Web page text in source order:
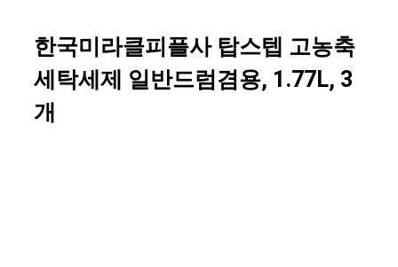
한국미라클피플사 탑스텝 고농축
세탁세제 일반드럼겸용, 1.77L, 3
개